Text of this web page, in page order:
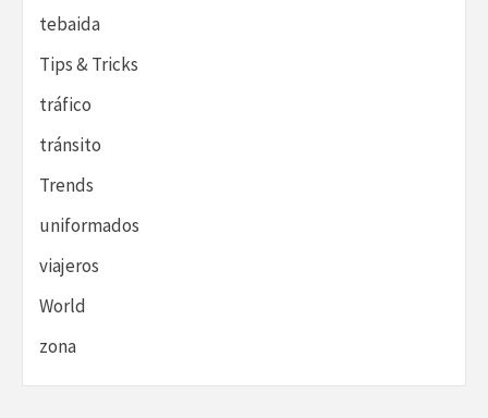
tebaida
Tips & Tricks
tráfico
tránsito
Trends
uniformados
viajeros
World
zona